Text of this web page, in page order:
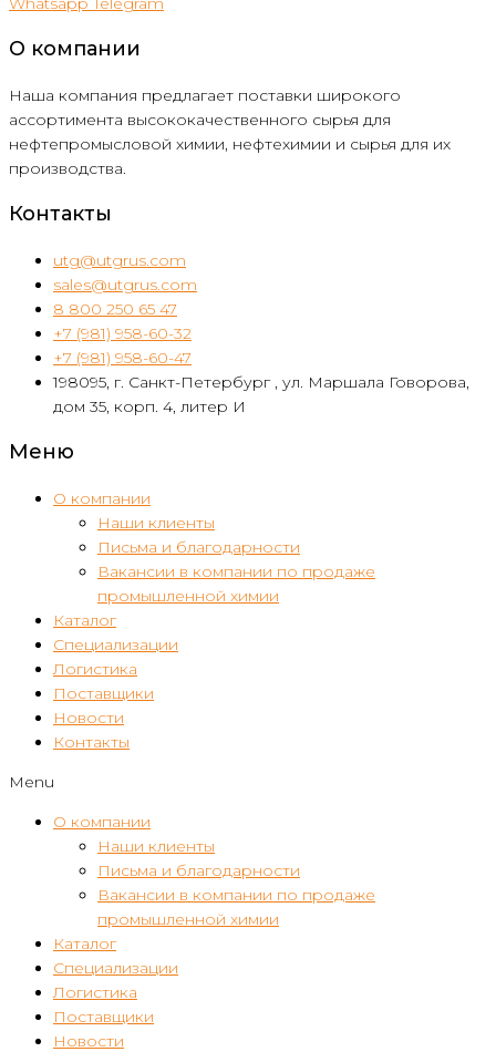
О компании
Наша компания предлагает поставки широкого
ассортимента высококачественного сырья для
нефтепромысловой химии, нефтехимии и сырья для их
производства.
Контакты
utg@utgrus.com
sales@utgrus.com
8 800 250 65 47
+7 (981) 958-60-32
+7 (981) 958-60-47
198095, г. Санкт-Петербург , ул. Маршала Говорова,
дом 35, корп. 4, литер И
Меню
О компании
Наши клиенты
Письма и благодарности
Вакансии в компании по продаже
промышленной химии
Каталог
Специализации
Логистика
Поставщики
Новости
Контакты
Menu
О компании
Наши клиенты
Письма и благодарности
Вакансии в компании по продаже
промышленной химии
Каталог
Специализации
Логистика
Поставщики
Новости